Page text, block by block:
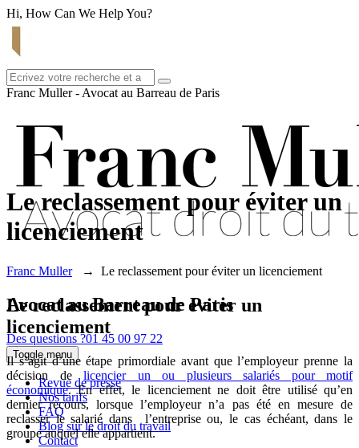
Hi, How Can We Help You?
Franc Muller - Avocat au Barreau de Paris
Avocat au Barreau de Paris
Des questions ?01 45 00 97 22
Toggle menu
Revue de presse
Nos tarifs
FAQ
Blog sur le droit du travail
Contact
Le reclassement pour éviter un
licenciement
Franc Muller → Le reclassement pour éviter un licenciement
Le reclassement pour éviter un
licenciement
Il s’agit d’une étape primordiale avant que l’employeur prenne la
décision de licencier un ou plusieurs salariés pour motif
économique. En effet, le licenciement ne doit être utilisé qu’en
dernier recours, lorsque l’employeur n’a pas été en mesure de
reclasser le salarié dans l’entreprise ou, le cas échéant, dans le
groupe auquel elle appartient.